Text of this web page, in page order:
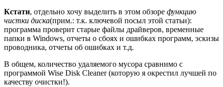
Кстати, отдельно хочу выделить в этом обзоре функцию
чистки диска(прим.: т.к. ключевой посыл этой статьи):
программа проверит старые файлы драйверов, временные
папки в Windows, отчеты о сбоях и ошибках программ, эскизы
проводника, отчеты об ошибках и т.д.
В общем, количество удаляемого мусора сравнимо с
программой Wise Disk Cleaner(которую я окрестил лучшей по
качеству очистки!).